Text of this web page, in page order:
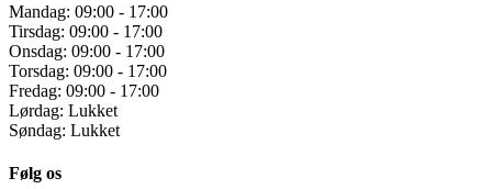
Mandag: 09:00 - 17:00
Tirsdag: 09:00 - 17:00
Onsdag: 09:00 - 17:00
Torsdag: 09:00 - 17:00
Fredag: 09:00 - 17:00
Lørdag: Lukket
Søndag: Lukket
Følg os